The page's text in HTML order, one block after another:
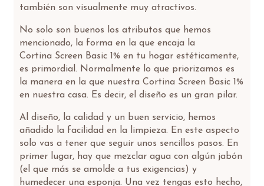
también son visualmente muy atractivos.
No solo son buenos los atributos que hemos
mencionado, la forma en la que encaja la
Cortina Screen Basic 1% en tu hogar estéticamente,
es primordial. Normalmente lo que priorizamos es
la manera en la que nuestra Cortina Screen Basic 1%
en nuestra casa. Es decir, el diseño es un gran pilar.
Al diseño, la calidad y un buen servicio, hemos
añadido la facilidad en la limpieza. En este aspecto
solo vas a tener que seguir unos sencillos pasos. En
primer lugar, hay que mezclar agua con algún jabón
(el que más se amolde a tus exigencias) y
humedecer una esponja. Una vez tengas esto hecho,